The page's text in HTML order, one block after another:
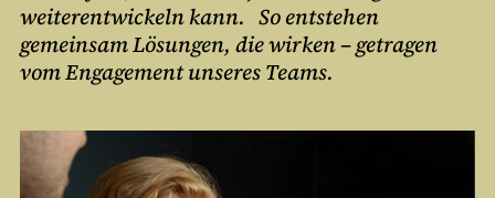
weiterentwickeln kann. So entstehen
gemeinsam Lösungen, die wirken – getragen
vom Engagement unseres Teams.